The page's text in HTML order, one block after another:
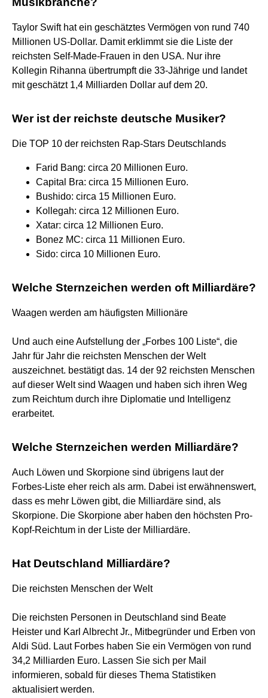
Taylor Swift hat ein geschätztes Vermögen von rund 740
Millionen US-Dollar. Damit erklimmt sie die Liste der
reichsten Self-Made-Frauen in den USA. Nur ihre
Kollegin Rihanna übertrumpft die 33-Jährige und landet
mit geschätzt 1,4 Milliarden Dollar auf dem 20.
Wer ist der reichste deutsche Musiker?
Die TOP 10 der reichsten Rap-Stars Deutschlands
Farid Bang: circa 20 Millionen Euro.
Capital Bra: circa 15 Millionen Euro.
Bushido: circa 15 Millionen Euro.
Kollegah: circa 12 Millionen Euro.
Xatar: circa 12 Millionen Euro.
Bonez MC: circa 11 Millionen Euro.
Sido: circa 10 Millionen Euro.
Welche Sternzeichen werden oft Milliardäre?
Waagen werden am häufigsten Millionäre
Und auch eine Aufstellung der „Forbes 100 Liste“, die
Jahr für Jahr die reichsten Menschen der Welt
auszeichnet. bestätigt das. 14 der 92 reichsten Menschen
auf dieser Welt sind Waagen und haben sich ihren Weg
zum Reichtum durch ihre Diplomatie und Intelligenz
erarbeitet.
Welche Sternzeichen werden Milliardäre?
Auch Löwen und Skorpione sind übrigens laut der
Forbes-Liste eher reich als arm. Dabei ist erwähnenswert,
dass es mehr Löwen gibt, die Milliardäre sind, als
Skorpione. Die Skorpione aber haben den höchsten Pro-
Kopf-Reichtum in der Liste der Milliardäre.
Hat Deutschland Milliardäre?
Die reichsten Menschen der Welt
Die reichsten Personen in Deutschland sind Beate
Heister und Karl Albrecht Jr., Mitbegründer und Erben von
Aldi Süd. Laut Forbes haben Sie ein Vermögen von rund
34,2 Milliarden Euro. Lassen Sie sich per Mail
informieren, sobald für dieses Thema Statistiken
aktualisiert werden.